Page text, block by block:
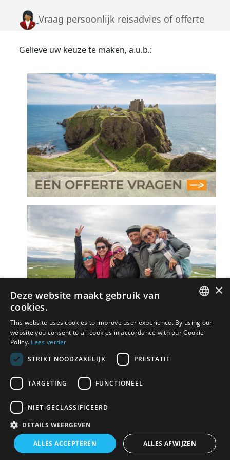
Vraag persoonlijk reisadvies of offerte
Gelieve uw keuze te maken, a.u.b.:
FRENCH
×
Deze website maakt gebruik van
cookies.
This website uses cookies to improve user experience. By using our
website you consent to all cookies in accordance with our Cookie
Policy. Lees verder
STRIKT NOODZAKELIJK
PRESTATIE
TARGETING FUNCTIONEEL
NIET-GECLASSIFICEERD
DETAILS WEERGEVEN
ALLES ACCEPTEREN ALLES AFWIJZEN